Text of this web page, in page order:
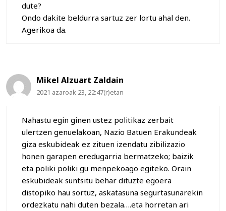
dute?
Ondo dakite beldurra sartuz zer lortu ahal den.
Agerikoa da.
Mikel Alzuart Zaldain
2021 azaroak 23, 22:47(r)etan
Nahastu egin ginen ustez politikaz zerbait
ulertzen genuelakoan, Nazio Batuen Erakundeak
giza eskubideak ez zituen izendatu zibilizazio
honen garapen eredugarria bermatzeko; baizik
eta poliki poliki gu menpekoago egiteko. Orain
eskubideak suntsitu behar dituzte egoera
distopiko hau sortuz, askatasuna segurtasunarekin
ordezkatu nahi duten bezala….eta horretan ari